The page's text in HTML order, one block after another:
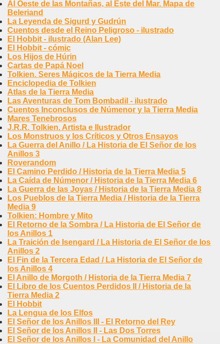
Al Oeste de las Montañas, al Este del Mar. Mapa de
Beleriand
La Leyenda de Sigurd y Gudrún
Cuentos desde el Reino Peligroso - ilustrado
El Hobbit - ilustrado (Alan Lee)
El Hobbit - cómic
Los Hijos de Húrin
Cartas de Papá Noel
Tolkien. Seres Mágicos de la Tierra Media
Enciclopedia de Tolkien
Atlas de la Tierra Media
Las Aventuras de Tom Bombadil - ilustrado
Cuentos Inconclusos de Númenor y la Tierra Media
Mares Tenebrosos
J.R.R. Tolkien. Artista e Ilustrador
Los Monstruos y los Críticos y Otros Ensayos
La Guerra del Anillo / La Historia de El Señor de los
Anillos 3
Roverandom
El Camino Perdido / Historia de la Tierra Media 5
La Caída de Númenor / Historia de la Tierra Media 6
La Guerra de las Joyas / Historia de la Tierra Media 8
Los Pueblos de la Tierra Media / Historia de la Tierra
Media 9
Tolkien: Hombre y Mito
El Retorno de la Sombra / La Historia de El Señor de
los Anillos 1
La Traición de Isengard / La Historia de El Señor de los
Anillos 2
El Fin de la Tercera Edad / La Historia de El Señor de
los Anillos 4
El Anillo de Morgoth / Historia de la Tierra Media 7
El Libro de los Cuentos Perdidos II / Historia de la
Tierra Media 2
El Hobbit
La Lengua de los Elfos
El Señor de los Anillos III - El Retorno del Rey
El Señor de los Anillos II - Las Dos Torres
El Señor de los Anillos I - La Comunidad del Anillo